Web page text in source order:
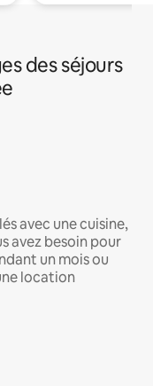
des séjours
avec une cuisine,
avez besoin pour
un mois ou
location